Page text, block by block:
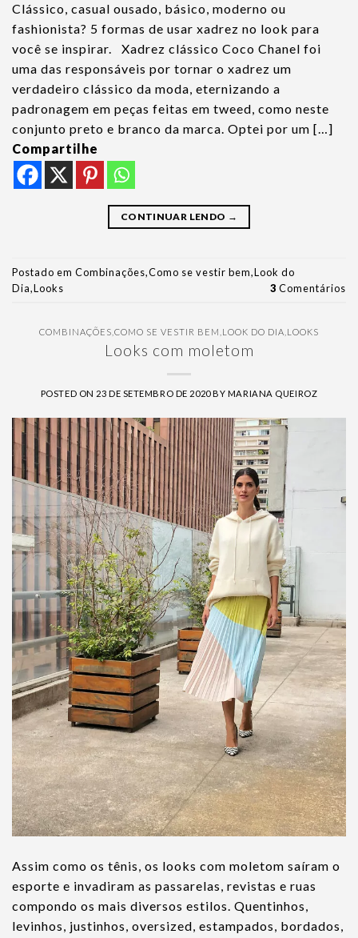
Clássico, casual ousado, básico, moderno ou
fashionista? 5 formas de usar xadrez no look para
você se inspirar. Xadrez clássico Coco Chanel foi
uma das responsáveis por tornar o xadrez um
verdadeiro clássico da moda, eternizando a
padronagem em peças feitas em tweed, como neste
conjunto preto e branco da marca. Optei por um […]
Compartilhe
CONTINUAR LENDO →
Postado em Combinações,Como se vestir bem,Look do
Dia,Looks 3 Comentários
COMBINAÇÕES COMO SE VESTIR BEM LOOK DO DIA LOOKS
Looks com moletom
POSTED ON 23 DE SETEMBRO DE 2020BY MARIANA QUEIROZ
Assim como os tênis, os looks com moletom saíram o
esporte e invadiram as passarelas, revistas e ruas
compondo os mais diversos estilos. Quentinhos,
levinhos, justinhos, oversized, estampados, bordados,